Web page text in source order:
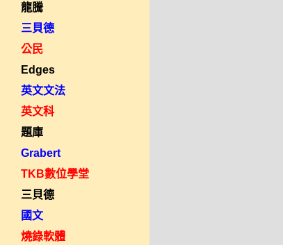
龍騰
三貝德
公民
Edges
英文文法
英文科
題庫
Grabert
TKB數位學堂
三貝德
國文
燒錄軟體